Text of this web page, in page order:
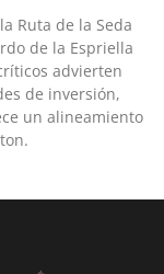
Ruta de la Seda
de la Espriella
advierten
de inversión,
un alineamiento